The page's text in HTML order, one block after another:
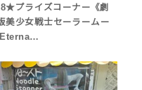
プライズコーナー《劇
美少女戦士セーラームー
Eterna…